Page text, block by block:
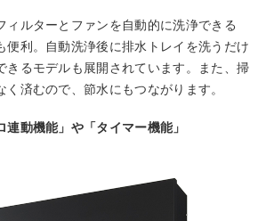
ィルターとファンを自動的に洗浄できる
便利。自動洗浄後に排水トレイを洗うだけ
きるモデルも展開されています。また、掃
く済むので、節水にもつながります。
動機能」や「タイマー機能」